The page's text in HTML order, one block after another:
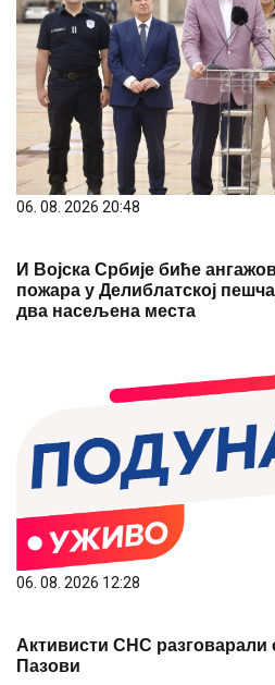
06. 08. 2026 20:48
И Војска Србије биће
пожара у Делиблатској
два насељена места
06. 08. 2026 12:28
Активисти СНС разговарали
Пазови